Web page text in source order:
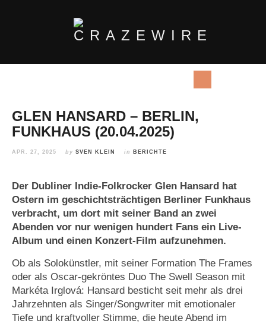
GLEN HANSARD – BERLIN,
FUNKHAUS (20.04.2025)
APR. 27, 2025 by SVEN KLEIN in BERICHTE
Der Dubliner Indie-Folkrocker Glen Hansard hat
Ostern im geschichtsträchtigen Berliner Funkhaus
verbracht, um dort mit seiner Band an zwei
Abenden vor nur wenigen hundert Fans ein Live-
Album und einen Konzert-Film aufzunehmen.
Ob als Solokünstler, mit seiner Formation The Frames
oder als Oscar-gekröntes Duo The Swell Season mit
Markéta Irglová: Hansard besticht seit mehr als drei
Jahrzehnten als Singer/Songwriter mit emotionaler
Tiefe und kraftvoller Stimme, die heute Abend im